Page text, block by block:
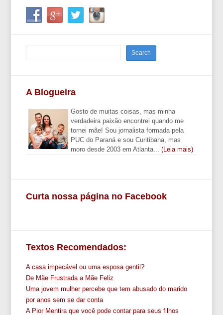
A Blogueira
Gosto de muitas coisas, mas minha
verdadeira paixão encontrei quando me
tornei mãe! Sou jornalista formada pela
PUC do Paraná e sou Curitibana, mas
moro desde 2003 em Atlanta...(Leia mais)
Curta nossa página no Facebook
Textos Recomendados:
A casa impecável ou uma esposa gentil?
De Mãe Frustrada a Mãe Feliz
Uma jovem mulher percebe que tem abusado do marido
por anos sem se dar conta
A Pior Mentira que você pode contar para seus filhos